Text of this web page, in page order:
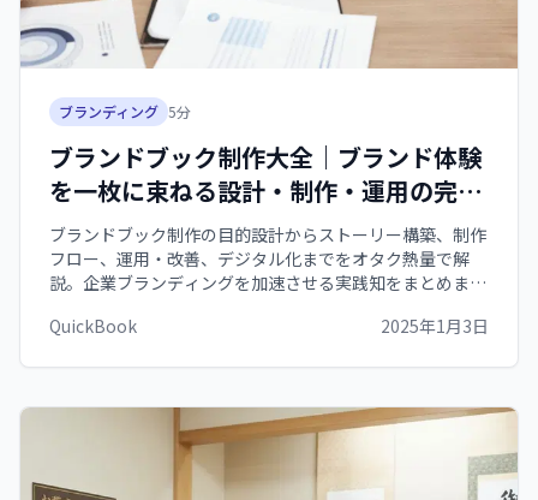
ブランディング 5分
ブランドブック制作大全｜ブランド体験
を一枚に束ねる設計・制作・運用の完全
ガイド
ブランドブック制作の目的設計からストーリー構築、制作
フロー、運用・改善、デジタル化までをオタク熱量で解
説。企業ブランディングを加速させる実践知をまとめまし
QuickBook
2025年1月3日